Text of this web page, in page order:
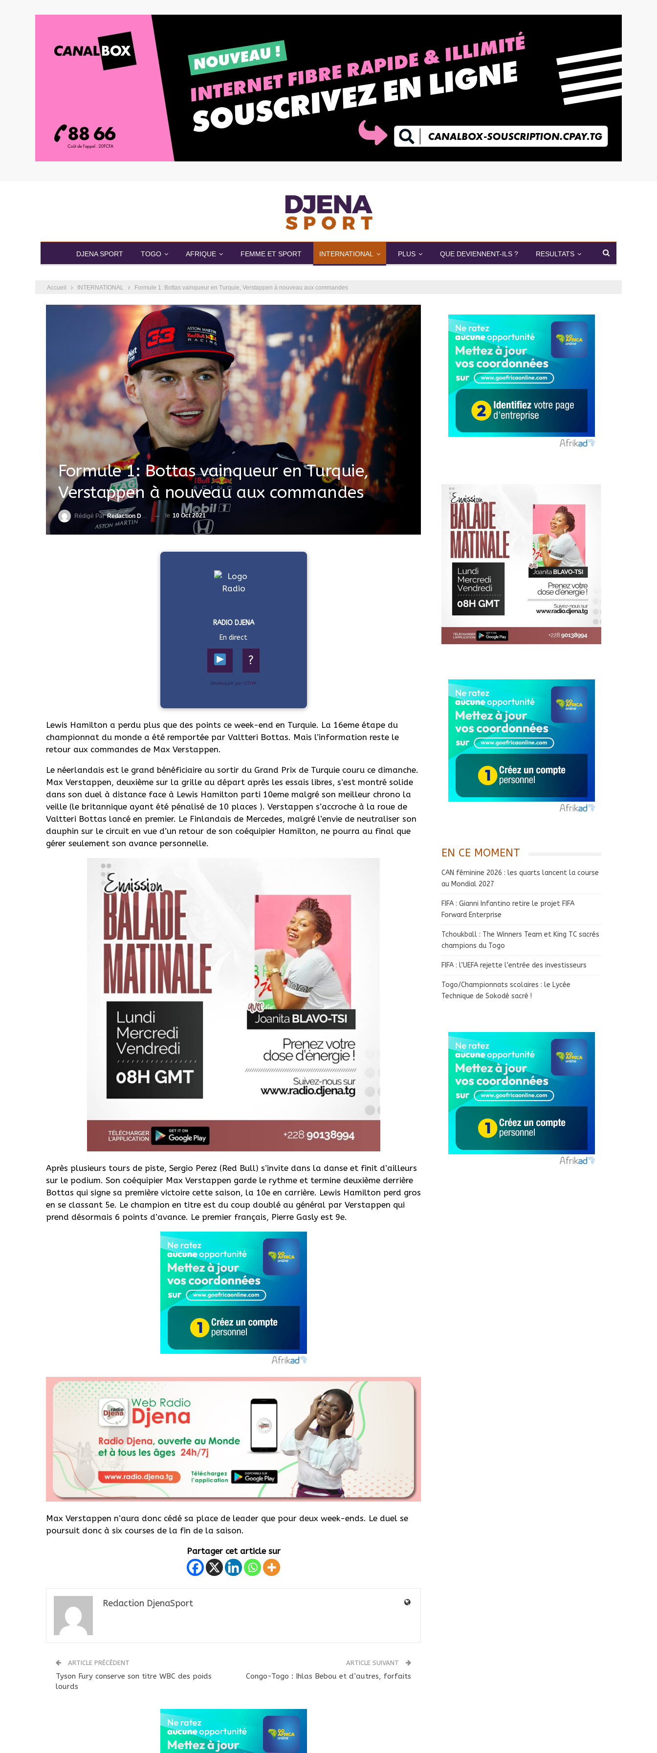
DJENA SPORT TOGO AFRIQUE FEMME ET SPORT INTERNATIONAL PLUS QUE DEVIENNENT-ILS ? RESULTATS
Accueil INTERNATIONAL Formule 1: Bottas vainqueur en Turquie, Verstappen à nouveau aux commandes
Formule 1: Bottas vainqueur en Turquie,
Verstappen à nouveau aux commandes
Rédigé ParRedaction DjenaSport le 10 Oct 2021
RADIO DJENA
En direct
?
Développé par OTIYA
Lewis Hamilton a perdu plus que des points ce week-end en Turquie. La 16eme étape du
championnat du monde a été remportée par Valtteri Bottas. Mais l’information reste le
retour aux commandes de Max Verstappen.
Le néerlandais est le grand bénéficiaire au sortir du Grand Prix de Turquie couru ce dimanche.
Max Verstappen, deuxième sur la grille au départ après les essais libres, s’est montré solide
dans son duel à distance face à Lewis Hamilton parti 10eme malgré son meilleur chrono la
veille (le britannique ayant été pénalisé de 10 places ). Verstappen s’accroche à la roue de
Valtteri Bottas lancé en premier. Le Finlandais de Mercedes, malgré l’envie de neutraliser son
dauphin sur le circuit en vue d’un retour de son coéquipier Hamilton, ne pourra au final que
gérer seulement son avance personnelle.
Après plusieurs tours de piste, Sergio Perez (Red Bull) s’invite dans la danse et finit d’ailleurs
sur le podium. Son coéquipier Max Verstappen garde le rythme et termine deuxième derrière
Bottas qui signe sa première victoire cette saison, la 10e en carrière. Lewis Hamilton perd gros
en se classant 5e. Le champion en titre est du coup doublé au général par Verstappen qui
prend désormais 6 points d’avance. Le premier français, Pierre Gasly est 9e.
Max Verstappen n’aura donc cédé sa place de leader que pour deux week-ends. Le duel se
poursuit donc à six courses de la fin de la saison.
Partager cet article sur
Redaction DjenaSport
ARTICLE PRÉCÉDENT
Tyson Fury conserve son titre WBC des poids
lourds
ARTICLE SUIVANT
Congo-Togo : Ihlas Bebou et d’autres, forfaits
EN CE MOMENT
CAN féminine 2026 : les quarts lancent la course
au Mondial 2027
FIFA : Gianni Infantino retire le projet FIFA
Forward Enterprise
Tchoukball : The Winners Team et King TC sacrés
champions du Togo
FIFA : l’UEFA rejette l’entrée des investisseurs
Togo/Championnats scolaires : le Lycée
Technique de Sokodé sacré !